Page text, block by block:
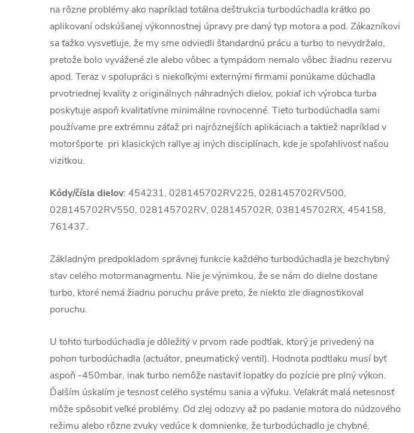
na rôzne problémy ako napríklad totálna deštrukcia turbodúchadla krátko po
aplikovaní odskúšanej výkonnostnej úpravy pre daný typ motora a pod. Zákazníkovi
sa ťažko vysvetluje, že my sme odviedli štandardnú prácu a turbo to nevydržalo,
pretože bolo vyvážené zle alebo vôbec a tympádom nemalo vôbec žiadnu rezervu
apod. Teraz v spolupráci s niekoľkými externými firmami ponúkame dúchadla
prvotriednej kvality z originálnych náhradných dielov, pokiaľ ich výrobca turba
poskytuje aspoň kvalitatívne minimálne rovnocenné. Tieto turbodúchadla sami
používame pre extrémnu záťaž pri najrôznejších aplikáciach a taktiež napríklad v
motoršporte pri klasických rallye aj iných disciplínach, kde je spoľahlivosť našou
vizitkou.
Kódy/čísla dielov: 454231, 028145702RV225, 028145702RV500,
028145702RV550, 028145702RV, 028145702R, 038145702RX, 454158,
761437.
Základným predpokladom správnej funkcie každého turbodúchadla je bezchybný
stav celého motormanagmentu. Nie je výnimkou, že se nám do dielne dostane
turbo, ktoré nemá žiadnu poruchu práve preto, že niekto zle diagnostikoval
poruchu.
U tohto turbodúchadla je dôležitý v prvom rade podtlak, ktorý je privedený na
pohon turbodúchadla (actuátor, pneumatický ventil). Hodnota podtlaku musí byť
aspoň -450mbar, inak turbo nemôže nastaviť lopatky do pozície pre plný výkon.
Ďalším úskalím je tesnosť celého systému sania a výfuku. Veľakrát malá netesnosť
môže spôsobiť veľké problémy. Od zlej odozvy až po padanie motora do núdzového
režimu alebo rôzne zvuky vedúce k domnienke, že turbodúchadlo je chybné.